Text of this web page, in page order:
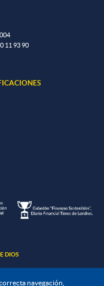
navegación,
11 93 90
DIOS